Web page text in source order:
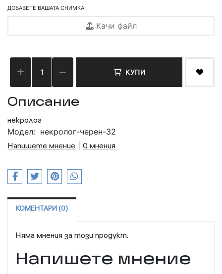
ДОБАВЕТЕ ВАШАТА СНИМКА
Качи файл
КУПИ
Описание
некролог
Модел: некролог-черен-32
Напишете мнение
0 мнения
КОМЕНТАРИ (0)
Няма мнения за този продукт.
Напишете мнение